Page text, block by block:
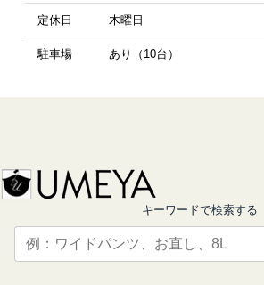
定休日 木曜日
駐車場 あり（10台）
キーワードで検索する